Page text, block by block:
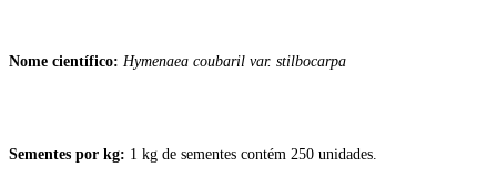
Nome científico: Hymenaea coubaril var. stilbocarpa
Sementes por kg: 1 kg de sementes contém 250 unidades.